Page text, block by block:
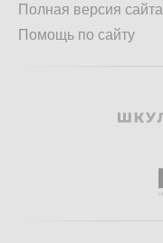
Полная версия сайта
Помощь по сайту